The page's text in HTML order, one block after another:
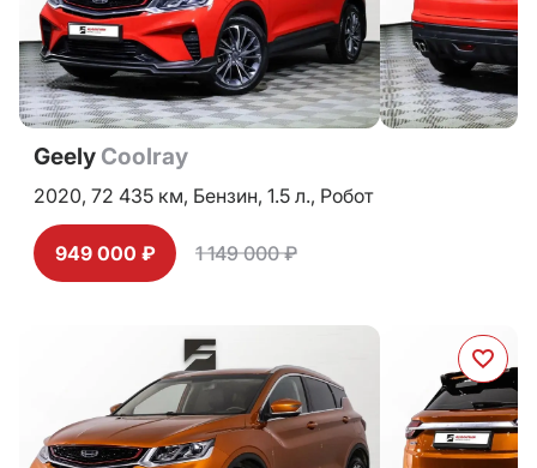
Geely Coolray
2020, 72 435 км, Бензин, 1.5 л., Робот
949 000 ₽ 1 149 000 ₽